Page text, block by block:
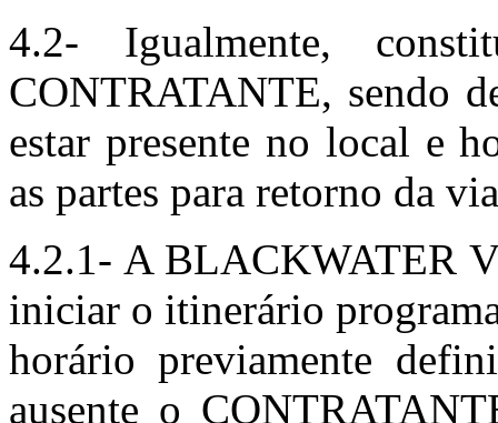
4.2- Igualmente,
CONTRATANTE, sendo
estar presente no local e
as partes para retorno da
4.2.1- A BLACKWATER
iniciar o itinerário
horário previamente
ausente o